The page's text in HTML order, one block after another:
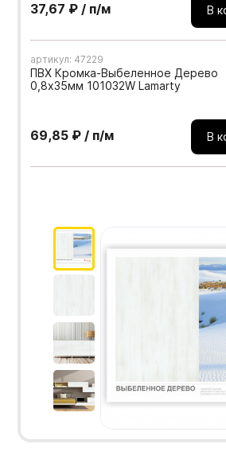
37,67 ₽ / п/м В
артикул: 47229
ПВХ Кромка-Выбеленное Дерево
0,8х35мм 101032W Lamarty
69,85 ₽ / п/м В